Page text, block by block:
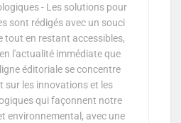
- Les solutions pour
sont rédigés avec un souci
tout en restant accessibles,
l'actualité immédiate que
éditoriale se concentre
sur les innovations et les
qui façonnent notre
environnemental, avec une